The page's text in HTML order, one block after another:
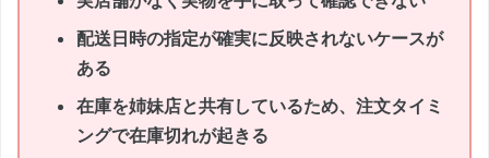
配送日時の指定が確実に反映されないケースが
ある
在庫を姉妹店と共有しているため、注文タイミ
ングで在庫切れが起きる